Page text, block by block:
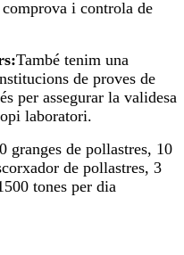
i controla de
També tenim una
de proves de
per assegurar la validesa
laboratori.
granges de pollastres, 10
de pollastres, 3
tones per dia